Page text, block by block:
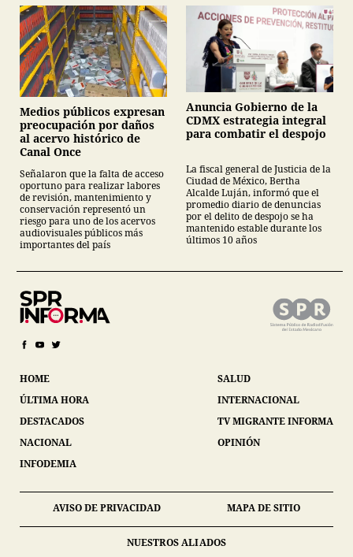
Medios públicos expresan
preocupación por daños
al acervo histórico de
Canal Once
Señalaron que la falta de acceso
oportuno para realizar labores
de revisión, mantenimiento y
conservación representó un
riesgo para uno de los acervos
audiovisuales públicos más
importantes del país
Anuncia Gobierno de la
CDMX estrategia integral
para combatir el despojo
La fiscal general de Justicia de la
Ciudad de México, Bertha
Alcalde Luján, informó que el
promedio diario de denuncias
por el delito de despojo se ha
mantenido estable durante los
últimos 10 años
HOME
ÚLTIMA HORA
DESTACADOS
NACIONAL
INFODEMIA
SALUD
INTERNACIONAL
TV MIGRANTE INFORMA
OPINIÓN
AVISO DE PRIVACIDAD MAPA DE SITIO
NUESTROS ALIADOS